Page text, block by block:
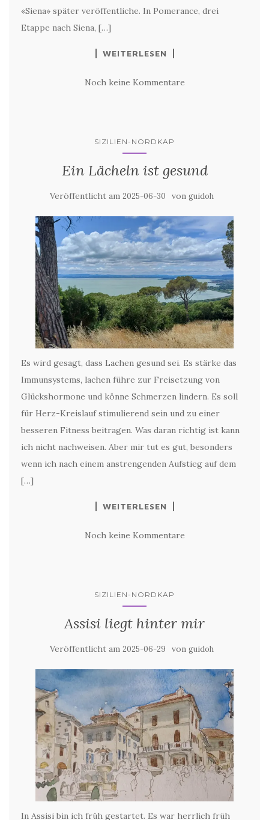
«Siena» später veröffentliche. In Pomerance, drei
Etappe nach Siena, […]
WEITERLESEN
Noch keine Kommentare
SIZILIEN-NORDKAP
Ein Lächeln ist gesund
Veröffentlicht am 2025-06-30 von guidoh
Es wird gesagt, dass Lachen gesund sei. Es stärke das
Immunsystems, lachen führe zur Freisetzung von
Glückshormone und könne Schmerzen lindern. Es soll
für Herz-Kreislauf stimulierend sein und zu einer
besseren Fitness beitragen. Was daran richtig ist kann
ich nicht nachweisen. Aber mir tut es gut, besonders
wenn ich nach einem anstrengenden Aufstieg auf dem
[…]
WEITERLESEN
Noch keine Kommentare
SIZILIEN-NORDKAP
Assisi liegt hinter mir
Veröffentlicht am 2025-06-29 von guidoh
In Assisi bin ich früh gestartet. Es war herrlich früh